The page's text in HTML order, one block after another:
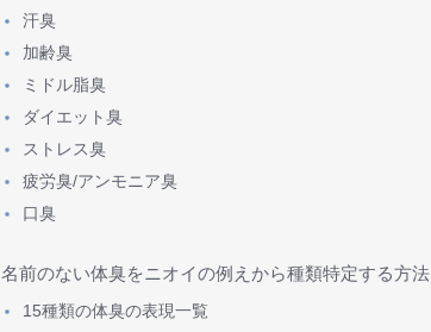
汗臭
加齢臭
ミドル脂臭
ダイエット臭
ストレス臭
疲労臭/アンモニア臭
口臭
名前のない体臭をニオイの例えから種類特定する方法
15種類の体臭の表現一覧